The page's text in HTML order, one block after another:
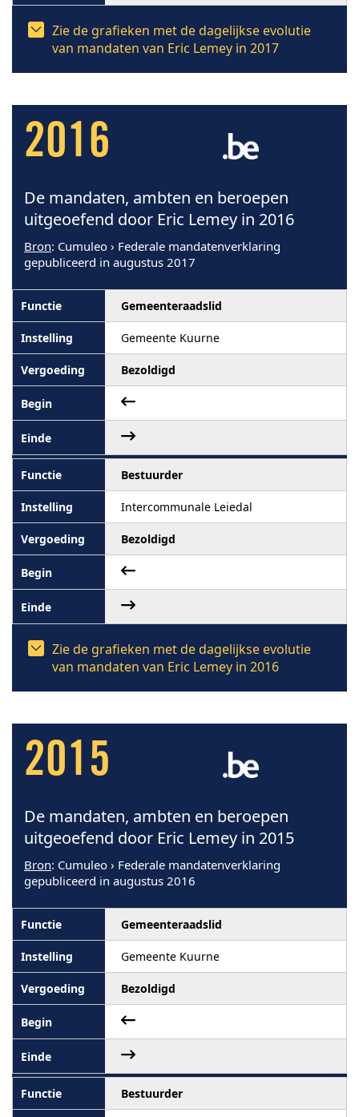
Zie de grafieken met de dagelijkse evolutie
van mandaten van Eric Lemey in 2017
2016
De mandaten, ambten en beroepen
uitgeoefend door Eric Lemey in 2016
Bron: Cumuleo › Federale mandatenverklaring
gepubliceerd in augustus 2017
Gemeenteraadslid
Gemeente Kuurne
Bezoldigd
Bestuurder
Intercommunale Leiedal
Bezoldigd
Zie de grafieken met de dagelijkse evolutie
van mandaten van Eric Lemey in 2016
2015
De mandaten, ambten en beroepen
uitgeoefend door Eric Lemey in 2015
Bron: Cumuleo › Federale mandatenverklaring
gepubliceerd in augustus 2016
Gemeenteraadslid
Gemeente Kuurne
Bezoldigd
Bestuurder